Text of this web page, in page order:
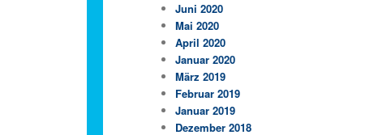
Juni 2020
Mai 2020
April 2020
Januar 2020
März 2019
Februar 2019
Januar 2019
Dezember 2018